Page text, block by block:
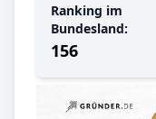
Ranking im
Bundesland:
156